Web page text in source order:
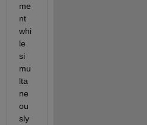
me
nt
whi
le
si
mu
lta
ne
ou
sly